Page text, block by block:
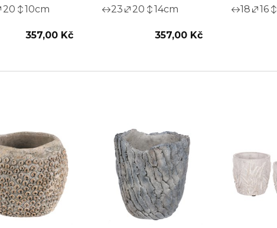
20 10cm
357,00 Kč
23
20 14cm
357,00 Kč
18
16